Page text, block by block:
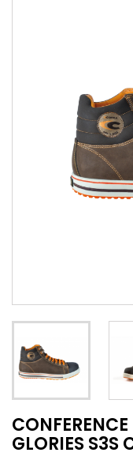
GLORIES S3S